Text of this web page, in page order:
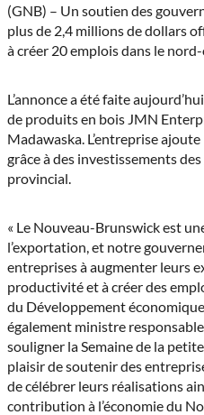
(Twitter)
(GNB) – Un soutien des
plus de 2,4 millions de dollars
à créer 20 emplois dans le
L’annonce a été faite
de produits en bois JMN
Madawaska. L’entreprise
grâce à des investissements
provincial.
« Le Nouveau-Brunswick est
l’exportation, et notre
entreprises à augmenter leurs
productivité et à créer des
du Développement
également ministre
souligner la Semaine de la
plaisir de soutenir des
de célébrer leurs réalisations
contribution à l’économie du